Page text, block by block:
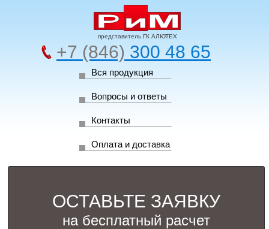
представитель ГК АЛЮТЕХ
Вся продукция
Вопросы и ответы
Контакты
Оплата и доставка
+7 (846) 300 48 65
ОСТАВЬТЕ ЗАЯВКУ
на бесплатный расчет